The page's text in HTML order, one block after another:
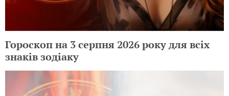
Гороскоп на 3 серпня 2026 року для всіх
знаків зодіаку